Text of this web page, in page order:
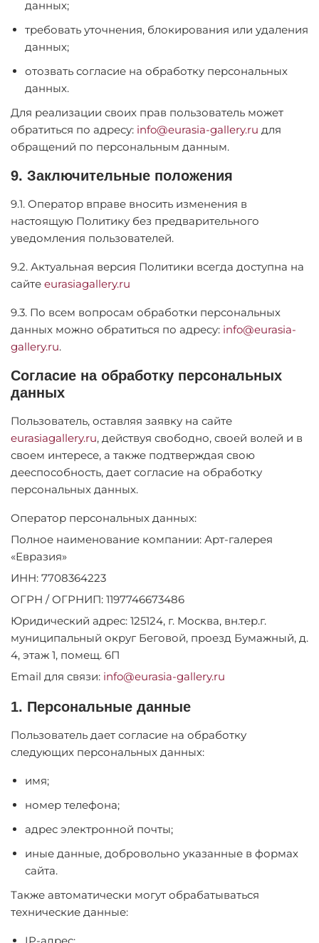
данных;
требовать уточнения, блокирования или удаления
данных;
отозвать согласие на обработку персональных
данных.
Для реализации своих прав пользователь может
обратиться по адресу: info@eurasia-gallery.ru для
обращений по персональным данным.
9. Заключительные положения
9.1. Оператор вправе вносить изменения в
настоящую Политику без предварительного
уведомления пользователей.
9.2. Актуальная версия Политики всегда доступна на
сайте eurasiagallery.ru
9.3. По всем вопросам обработки персональных
данных можно обратиться по адресу: info@eurasia-
gallery.ru.
Согласие на обработку персональных
данных
Пользователь, оставляя заявку на сайте
eurasiagallery.ru, действуя свободно, своей волей и в
своем интересе, а также подтверждая свою
дееспособность, дает согласие на обработку
персональных данных.
Оператор персональных данных:
Полное наименование компании: Арт-галерея
«Евразия»
ИНН: 7708364223
ОГРН / ОГРНИП: 1197746673486
Юридический адрес: 125124, г. Москва, вн.тер.г.
муниципальный округ Беговой, проезд Бумажный, д.
4, этаж 1, помещ. 6П
Email для связи: info@eurasia-gallery.ru
1. Персональные данные
Пользователь дает согласие на обработку
следующих персональных данных:
имя;
номер телефона;
адрес электронной почты;
иные данные, добровольно указанные в формах
сайта.
Также автоматически могут обрабатываться
технические данные: